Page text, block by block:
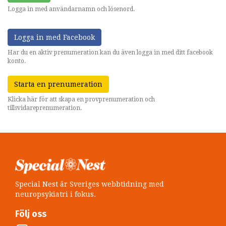
Logga in med användarnamn och lösenord.
Logga in med Facebook
Har du en aktiv prenumeration kan du även logga in med ditt facebook
konto.
Starta en prenumeration
Klicka här för att skapa en provprenumeration och
tillsvidareprenumeration.
Special Nest är Sveriges webbtidning med
neuropsykiatri i fokus.
Följ oss